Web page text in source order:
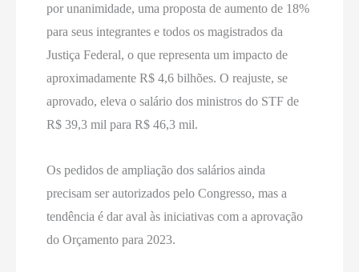
por unanimidade, uma proposta de aumento de 18%
para seus integrantes e todos os magistrados da
Justiça Federal, o que representa um impacto de
aproximadamente R$ 4,6 bilhões. O reajuste, se
aprovado, eleva o salário dos ministros do STF de
R$ 39,3 mil para R$ 46,3 mil.
Os pedidos de ampliação dos salários ainda
precisam ser autorizados pelo Congresso, mas a
tendência é dar aval às iniciativas com a aprovação
do Orçamento para 2023.